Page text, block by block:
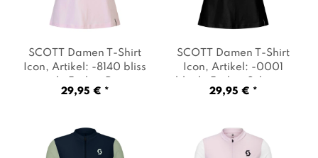
SCOTT Damen T-Shirt
Icon , Artikel: -8140 bliss
pink
, Farbe: Rosa
29,95 € *
SCOTT Damen T-Shirt
Icon , Artikel: -0001
black
, Farbe: Schwarz
29,95 € *